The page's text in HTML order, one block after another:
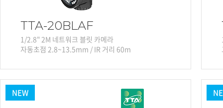
TTA-20BLAF
1/2.8" 2M 네트워크 블릿 카메라
자동초점 2.8~13.5mm / IR 거리 60m
NEW